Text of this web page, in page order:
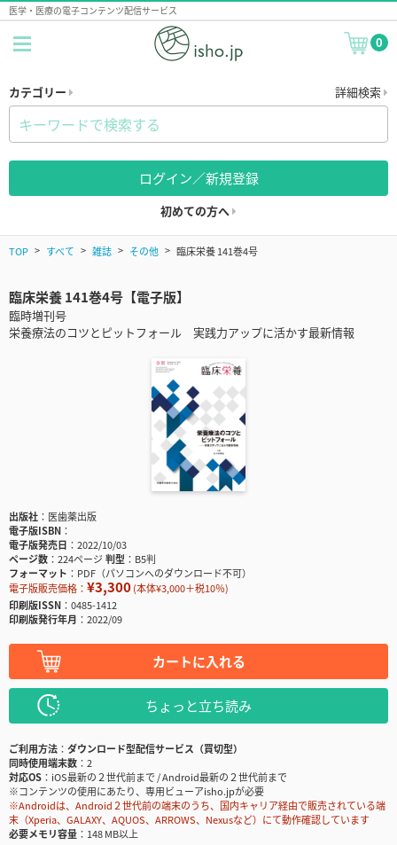
医学・医療の電子コンテンツ配信サービス
0
カテゴリー 詳細検索
ログイン／新規登録
初めての方へ
TOP すべて 雑誌 その他 臨床栄養 141巻4号
臨床栄養 141巻4号【電子版】
臨時増刊号
栄養療法のコツとピットフォール 実践力アップに活かす最新情報
出版社
医歯薬出版
電子版ISBN
電子版発売日
2022/10/03
ページ数
224ページ判型
B5判
フォーマット
PDF（パソコンへのダウンロード不可）
電子版販売価格： ¥3,300(本体¥3,000＋税10％)
印刷版ISSN
0485-1412
印刷版発行年月
2022/09
カートに入れる
ちょっと立ち読み
ご利用方法
ダウンロード型配信サービス（買切型）
同時使用端末数
2
対応OS
iOS最新の２世代前まで / Android最新の２世代前まで
※コンテンツの使用にあたり、専用ビューアisho.jpが必要
※Androidは、Android２世代前の端末のうち、国内キャリア経由で販売されている端
末（Xperia、GALAXY、AQUOS、ARROWS、Nexusなど）にて動作確認しています
必要メモリ容量
148 MB以上